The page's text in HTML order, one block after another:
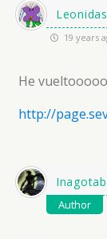
Leonidas
19 years
He
http://
Author